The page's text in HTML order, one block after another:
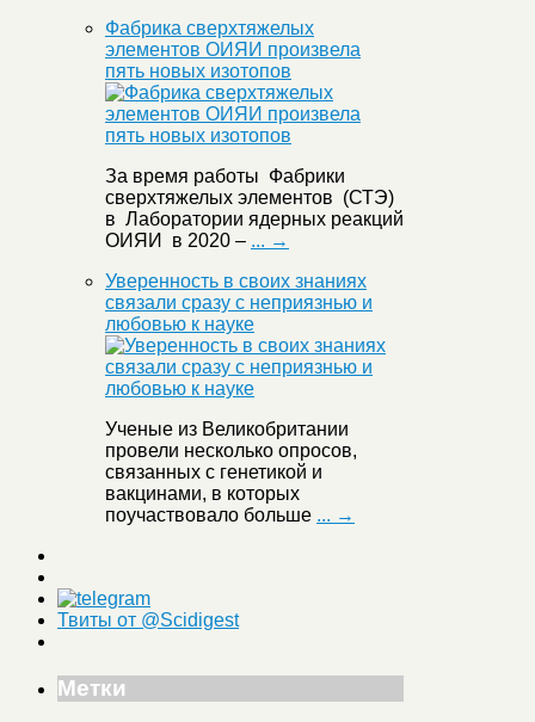
Фабрика сверхтяжелых
элементов ОИЯИ произвела
пять новых изотопов
За время работы Фабрики
сверхтяжелых элементов (СТЭ)
в Лаборатории ядерных реакций
ОИЯИ в 2020 – ... →
Уверенность в своих знаниях
связали сразу с неприязнью и
любовью к науке
Ученые из Великобритании
провели несколько опросов,
связанных с генетикой и
вакцинами, в которых
поучаствовало больше ... →
Твиты от @Scidigest
Метки